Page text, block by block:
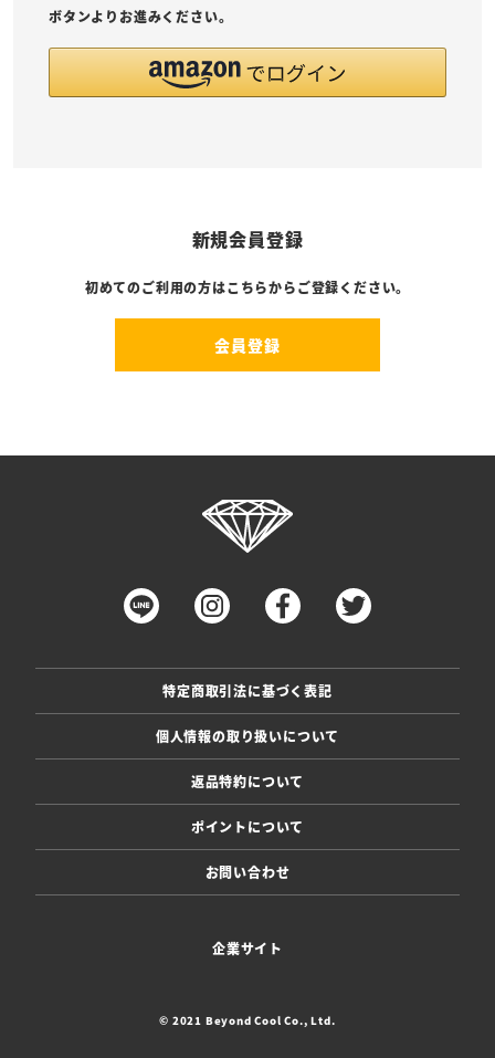
ボタンよりお進みください。
新規会員登録
初めてのご利用の方はこちらからご登録ください。
会員登録
特定商取引法に基づく表記
個人情報の取り扱いについて
返品特約について
ポイントについて
お問い合わせ
企業サイト
© 2021 Beyond Cool Co., Ltd.